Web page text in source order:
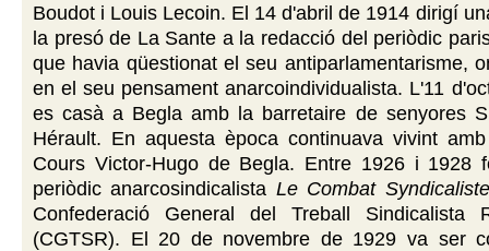
Boudot i Louis Lecoin. El 14 d'abril de 1914 dirigí
la presó de La Sante a la redacció del periòdic
que havia qüestionat el seu antiparlamentarisme,
en el seu pensament anarcoindividualista. L'11
es casà a Begla amb la barretaire de senyores
Hérault. En aquesta època continuava vivint
Cours Victor-Hugo de Begla. Entre 1926 i 1928
periòdic anarcosindicalista Le Combat Syndicaliste
Confederació General del Treball Sindicalista
(CGTSR). El 20 de novembre de 1929 va ser